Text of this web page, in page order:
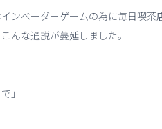
ンベーダーゲームの為に毎日喫
んな通説が蔓延しました。
」